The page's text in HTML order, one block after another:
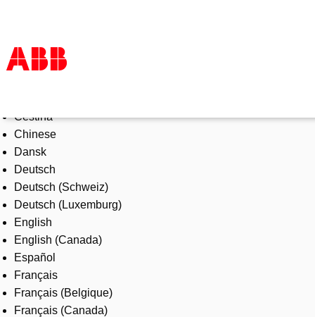
Products & Solutions
Industries
Services
About us
Where to buy
Contact us
Careers
Čeština
Chinese
Dansk
Deutsch
Deutsch (Schweiz)
Deutsch (Luxemburg)
English
English (Canada)
Español
Français
Français (Belgique)
Français (Canada)